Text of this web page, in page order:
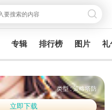
专辑 排行榜 图片 礼
类型 : 策略塔防
立即下载